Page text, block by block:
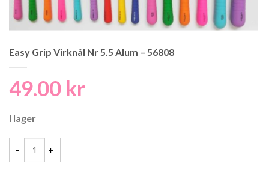
Easy Grip Virknål Nr 5.5 Alum – 56808
49.00 kr
I lager